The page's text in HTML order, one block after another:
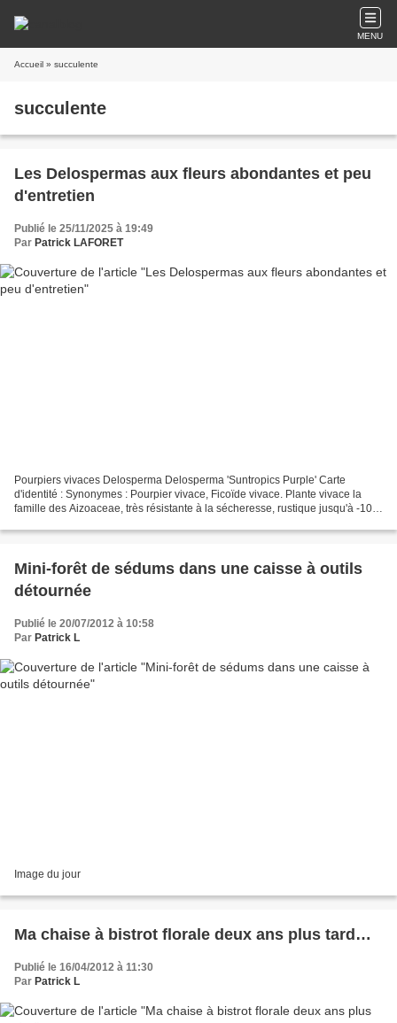
MENU
Accueil » succulente
succulente
Les Delospermas aux fleurs abondantes et peu
d'entretien
Publié le 25/11/2025 à 19:49
Par Patrick LAFORET
Pourpiers vivaces Delosperma Delosperma 'Suntropics Purple' Carte
d'identité : Synonymes : Pourpier vivace, Ficoïde vivace. Plante vivace la
famille des Aizoaceae, très résistante à la sécheresse, rustique jusqu'à -10 à
Mini-forêt de sédums dans une caisse à outils
détournée
Publié le 20/07/2012 à 10:58
Par Patrick L
Image du jour
Ma chaise à bistrot florale deux ans plus tard…
Publié le 16/04/2012 à 11:30
Par Patrick L